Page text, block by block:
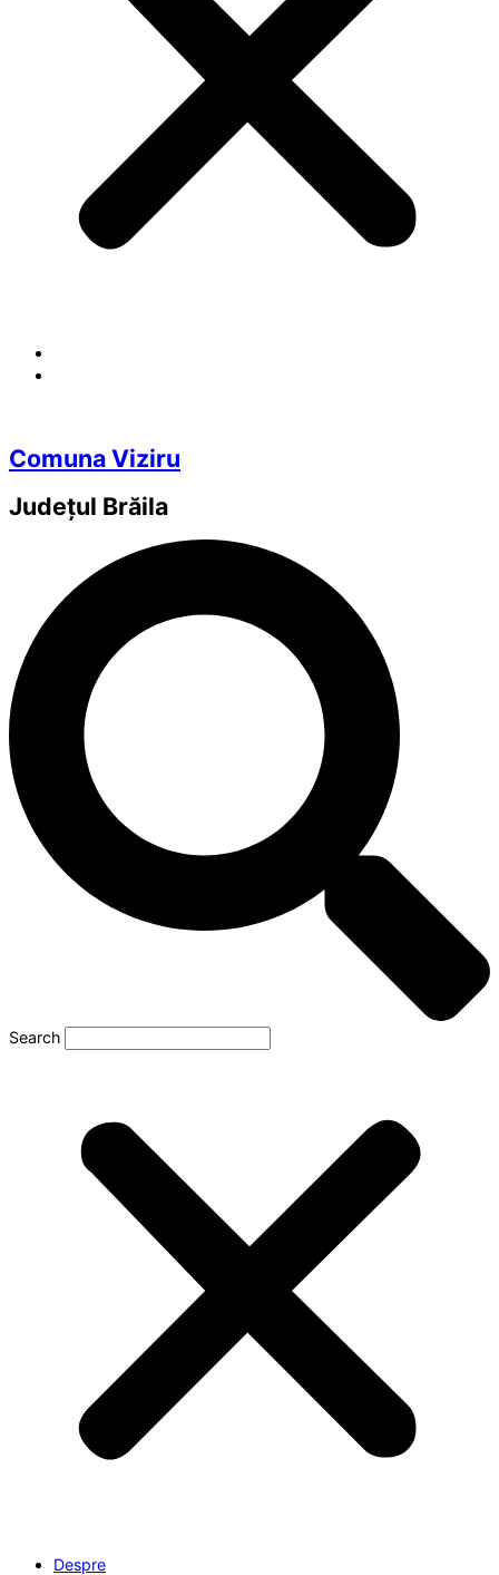
Comuna Viziru
Județul Brăila
Search
Despre